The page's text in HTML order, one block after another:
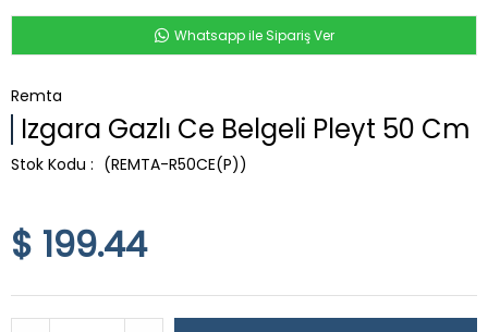
Whatsapp ile Sipariş Ver
Remta
Izgara Gazlı Ce Belgeli Pleyt 50 Cm
(REMTA-R50CE(P))
$ 199.44